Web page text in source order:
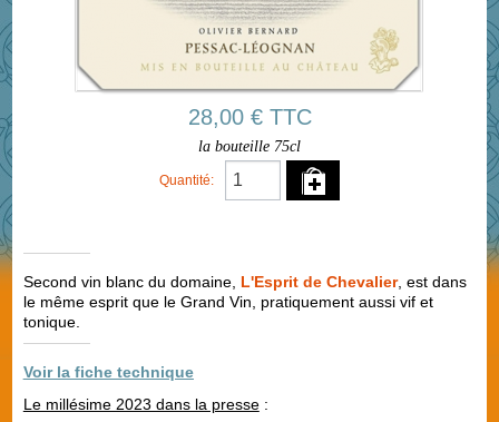
28,00 € TTC
la bouteille 75cl
Quantité:
Second vin blanc du domaine, L'Esprit de Chevalier, est dans
le même esprit que le Grand Vin, pratiquement aussi vif et
tonique.
Voir la fiche technique
Le millésime 2023 dans la presse: